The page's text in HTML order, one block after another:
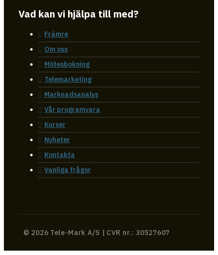
Vad kan vi hjälpa till med?
Främre
Om oss
Mötesbokning
Telemarketing
Marknadsanalys
Vår programvara
Kurser
Nyheter
Kontakta
Vanliga frågor
© 2026 Tele-Mark A/S | CVR nr.: 30527607